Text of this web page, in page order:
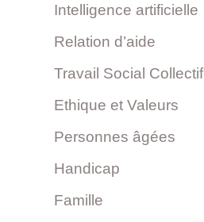
Intelligence artificielle
Relation d’aide
Travail Social Collectif
Ethique et Valeurs
Personnes âgées
Handicap
Famille